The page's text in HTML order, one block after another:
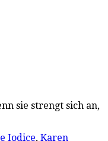
sie strengt sich an,
Iodice, Karen